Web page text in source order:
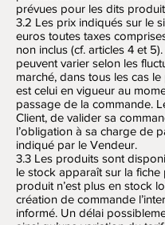
prévues pour les dits
3.2 Les prix indiqués sur le
euros toutes taxes
non inclus (cf. articles 4 et
peuvent varier selon les
marché, dans tous les cas
est celui en vigueur au
passage de la commande.
Client, de valider sa
l’obligation à sa charge de
indiqué par le Vendeur.
3.3 Les produits sont
le stock apparaît sur la fiche
produit n’est plus en stock
création de commande
informé. Un délai